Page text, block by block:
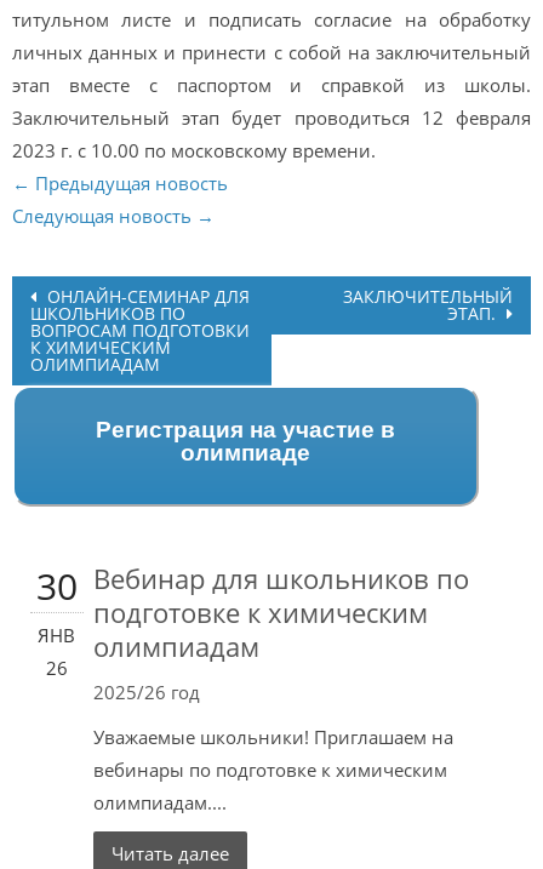
титульном листе и подписать согласие на обработку
личных данных и принести с собой на заключительный
этап вместе с паспортом и справкой из школы.
Заключительный этап будет проводиться 12 февраля
2023 г. с 10.00 по московскому времени.
← Предыдущая новость
Следующая новость →
Post
navigation
ОНЛАЙН-СЕМИНАР ДЛЯ
ШКОЛЬНИКОВ ПО
ВОПРОСАМ ПОДГОТОВКИ
К ХИМИЧЕСКИМ
ОЛИМПИАДАМ
ЗАКЛЮЧИТЕЛЬНЫЙ
ЭТАП.
Регистрация на участие в
олимпиаде
30
ЯНВ
26
Вебинар для школьников по
подготовке к химическим
олимпиадам
2025/26 год
Уважаемые школьники! Приглашаем на
вебинары по подготовке к химическим
олимпиадам....
Читать далее